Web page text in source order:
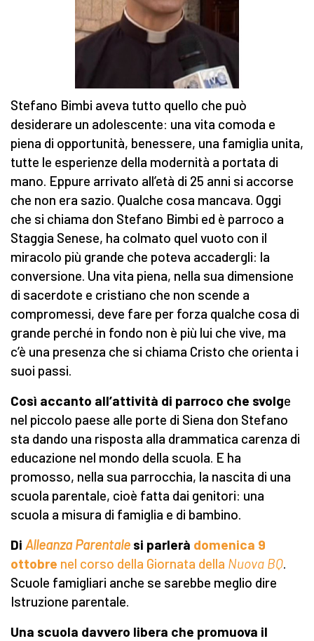
Stefano Bimbi aveva tutto quello che può
desiderare un adolescente: una vita comoda e
piena di opportunità, benessere, una famiglia unita,
tutte le esperienze della modernità a portata di
mano. Eppure arrivato all’età di 25 anni si accorse
che non era sazio. Qualche cosa mancava. Oggi
che si chiama don Stefano Bimbi ed è parroco a
Staggia Senese, ha colmato quel vuoto con il
miracolo più grande che poteva accadergli: la
conversione. Una vita piena, nella sua dimensione
di sacerdote e cristiano che non scende a
compromessi, deve fare per forza qualche cosa di
grande perché in fondo non è più lui che vive, ma
c’è una presenza che si chiama Cristo che orienta i
suoi passi.
Così accanto all’attività di parroco che svolge
nel piccolo paese alle porte di Siena don Stefano
sta dando una risposta alla drammatica carenza di
educazione nel mondo della scuola. E ha
promosso, nella sua parrocchia, la nascita di una
scuola parentale, cioè fatta dai genitori: una
scuola a misura di famiglia e di bambino.
Di Alleanza Parentale si parlerà domenica 9
ottobre nel corso della Giornata della Nuova BQ.
Scuole famigliari anche se sarebbe meglio dire
Istruzione parentale.
Una scuola davvero libera che promuova il